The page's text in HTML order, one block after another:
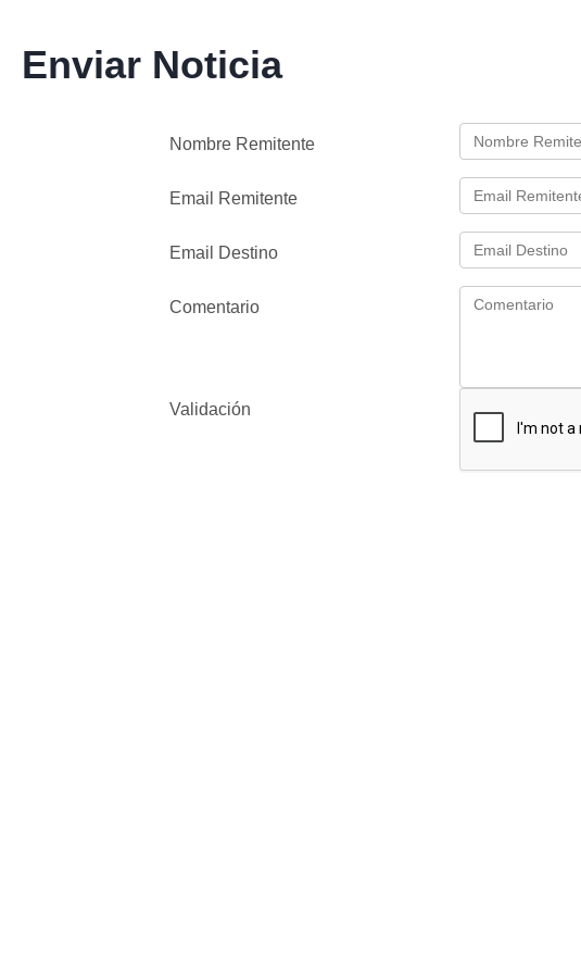
Enviar Noticia
Nombre Remitente
Email Remitente
Email Destino
Comentario
Validación